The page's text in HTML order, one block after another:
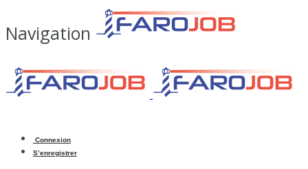
Navigation
Connexion
S’enregistrer